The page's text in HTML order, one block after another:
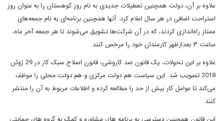
علاوه بر آن، دولت همچنین تعطیلات جدیدی به نام روز کوهستان را به عنوان روز
استراحت اضافی در هر سال اعلام کرد. آنها همچنین برنامه‌ای به نام جمعه‌های
ممتاز راه‌اندازی کردند، که در آن شرکت‌ها تشویق می‌شوند تا هر جمعه آخر ماه،
ساعت ۳ بعدازظهر کارمندان خود را مرخص کنند.
علاوه بر این تحولات، یک قانون ضد کاروشی، قانون اصلاح سبک کار در 29 ژوئن
2018 تصویب شد. این سیاست هم دولت مرکزی و هم دولت محلی را موظف
می‌کند تا عوامل کار بیش از حد را مطالعه کرده و اطلاعات مربوط به آن را منتشر
کنند.